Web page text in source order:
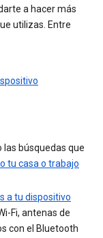
a hacer más
utilizas. Entre
las búsquedas que
tu casa o trabajo
a tu dispositivo
Fi, antenas de
con el Bluetooth